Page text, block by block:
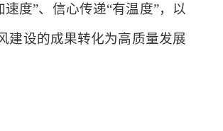
度”、信心传递“有温度”，以
建设的成果转化为高质量发展